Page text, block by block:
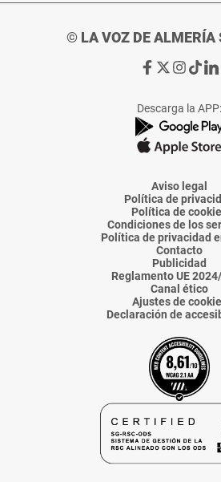
© LA VOZ DE ALMERÍA
Ir
de
La
Voz
Almería
Ir
de
La
Voz
Almería
Ir
de
La
Voz
Ir
de
La
Voz
Ir
Descarga la APP:
Aviso legal
Política de
Política de
Condiciones de los
Política de privacidad
Contacto
Publicidad
Reglamento UE
Canal ético
Ajustes de
Declaración de